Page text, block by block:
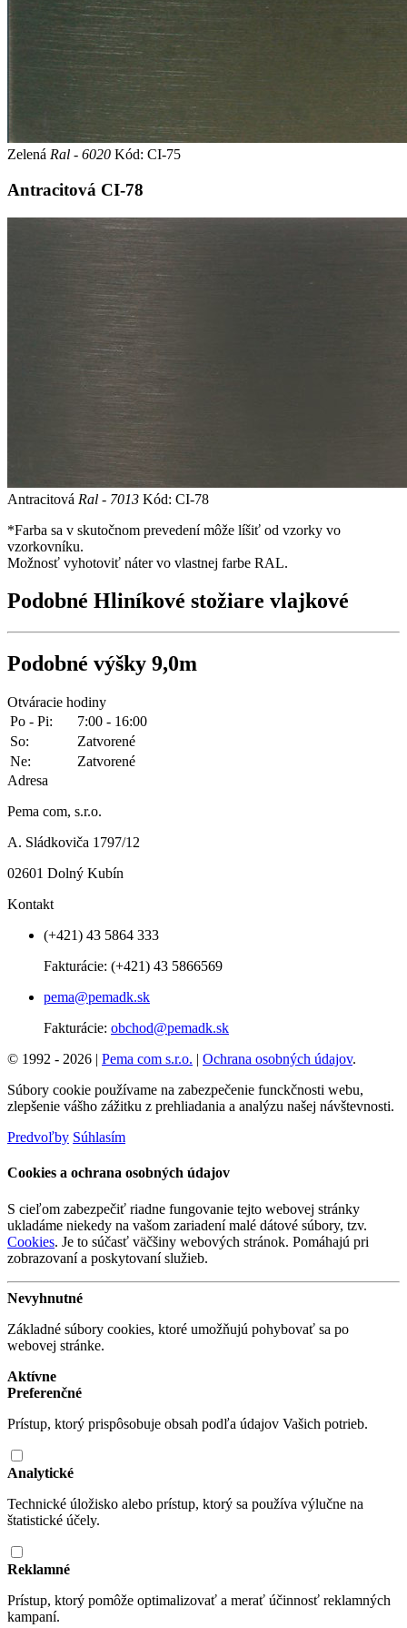
Zelená Ral - 6020 Kód: CI-75
Antracitová CI-78
Antracitová Ral - 7013 Kód: CI-78
*Farba sa v skutočnom prevedení môže líšiť od vzorky vo
vzorkovníku.
Možnosť vyhotoviť náter vo vlastnej farbe RAL.
Podobné Hliníkové stožiare vlajkové
Podobné výšky 9,0m
Otváracie hodiny
Po - Pi:
7:00 - 16:00
So:
Zatvorené
Ne:
Zatvorené
Adresa
Pema com, s.r.o.
A. Sládkoviča 1797/12
02601 Dolný Kubín
Kontakt
(+421) 43 5864 333
Fakturácie: (+421) 43 5866569
pema@pemadk.sk
Fakturácie: obchod@pemadk.sk
© 1992 - 2026 | Pema com s.r.o. | Ochrana osobných údajov.
Súbory cookie používame na zabezpečenie funckčnosti webu,
zlepšenie vášho zážitku z prehliadania a analýzu našej návštevnosti.
Predvoľby Súhlasím
Cookies a ochrana osobných údajov
S cieľom zabezpečiť riadne fungovanie tejto webovej stránky
ukladáme niekedy na vašom zariadení malé dátové súbory, tzv.
Cookies. Je to súčasť väčšiny webových stránok. Pomáhajú pri
zobrazovaní a poskytovaní služieb.
Nevyhnutné
Základné súbory cookies, ktoré umožňujú pohybovať sa po
webovej stránke.
Aktívne
Preferenčné
Prístup, ktorý prispôsobuje obsah podľa údajov Vašich potrieb.
Analytické
Technické úložisko alebo prístup, ktorý sa používa výlučne na
štatistické účely.
Reklamné
Prístup, ktorý pomôže optimalizovať a merať účinnosť reklamných
kampaní.